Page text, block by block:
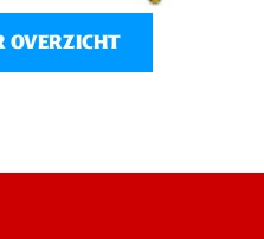
OVERZICHT